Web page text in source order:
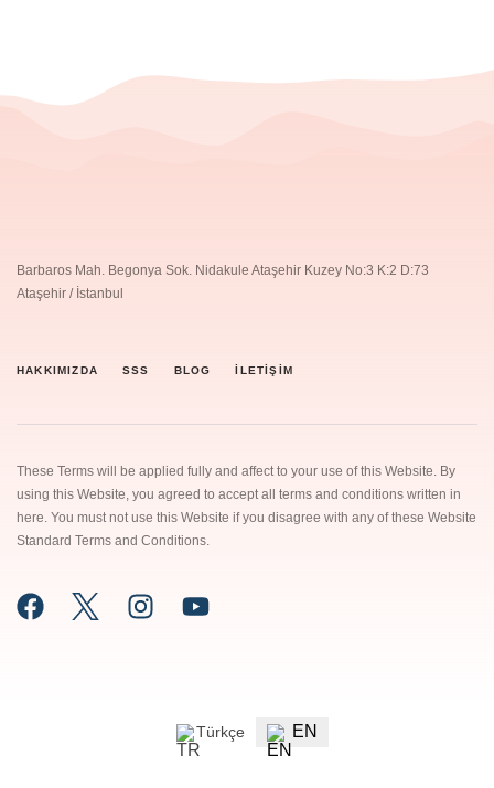
Barbaros Mah. Begonya Sok. Nidakule Ataşehir Kuzey No:3 K:2 D:73
Ataşehir / İstanbul
HAKKIMIZDA SSS BLOG İLETIŞIM
These Terms will be applied fully and affect to your use of this Website. By
using this Website, you agreed to accept all terms and conditions written in
here. You must not use this Website if you disagree with any of these Website
Standard Terms and Conditions.
EN